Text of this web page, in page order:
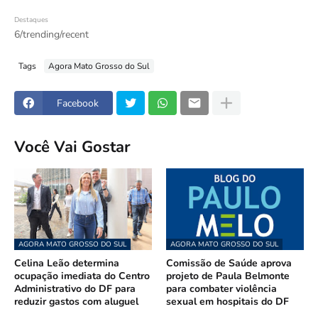
Destaques
6/trending/recent
Tags Agora Mato Grosso do Sul
Facebook
Você Vai Gostar
AGORA MATO GROSSO DO SUL
Celina Leão determina
ocupação imediata do Centro
Administrativo do DF para
reduzir gastos com aluguel
AGORA MATO GROSSO DO SUL
Comissão de Saúde aprova
projeto de Paula Belmonte
para combater violência
sexual em hospitais do DF